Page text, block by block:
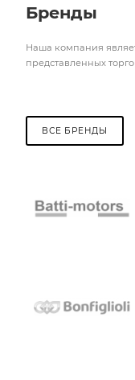
Бренды
Наша компания
представленных
ВСЕ БРЕНДЫ